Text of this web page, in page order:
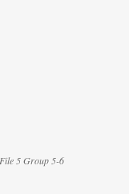
5 Group 5-6